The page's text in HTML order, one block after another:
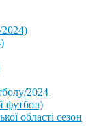
2024
футбол)
області сезон